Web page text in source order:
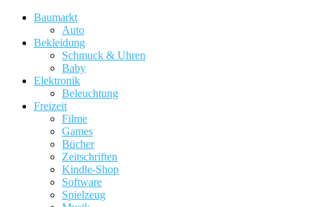
Baumarkt
Auto
Bekleidung
Schmuck & Uhren
Baby
Elektronik
Beleuchtung
Freizeit
Filme
Games
Bücher
Zeitschriften
Kindle-Shop
Software
Spielzeug